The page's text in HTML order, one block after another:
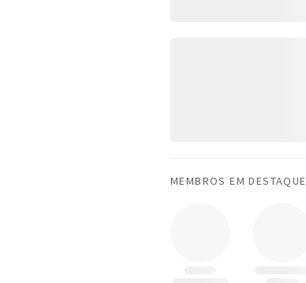
MEMBROS EM DESTAQUE